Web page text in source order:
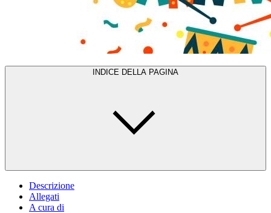
INDICE DELLA PAGINA
Descrizione
Allegati
A cura di